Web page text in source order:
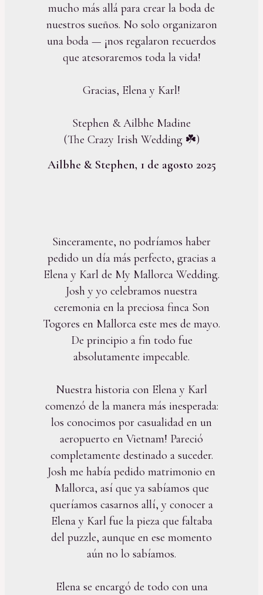
mucho más allá para crear la boda de
nuestros sueños. No solo organizaron
una boda — ¡nos regalaron recuerdos
que atesoraremos toda la vida!
Gracias, Elena y Karl!
Stephen & Ailbhe Madine
(The Crazy Irish Wedding ☘️)
Ailbhe & Stephen, 1 de agosto 2025
Sinceramente, no podríamos haber
pedido un día más perfecto, gracias a
Elena y Karl de My Mallorca Wedding.
Josh y yo celebramos nuestra
ceremonia en la preciosa finca Son
Togores en Mallorca este mes de mayo.
De principio a fin todo fue
absolutamente impecable.
Nuestra historia con Elena y Karl
comenzó de la manera más inesperada:
los conocimos por casualidad en un
aeropuerto en Vietnam! Pareció
completamente destinado a suceder.
Josh me había pedido matrimonio en
Mallorca, así que ya sabíamos que
queríamos casarnos allí, y conocer a
Elena y Karl fue la pieza que faltaba
del puzzle, aunque en ese momento
aún no lo sabíamos.
Elena se encargó de todo con una